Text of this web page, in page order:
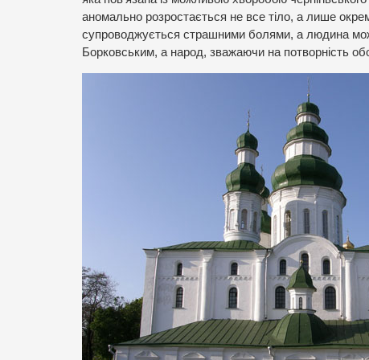
аномально розростається не все тіло, а лише
супроводжується страшними болями, а людина
Борковським, а народ, зважаючи на потворність